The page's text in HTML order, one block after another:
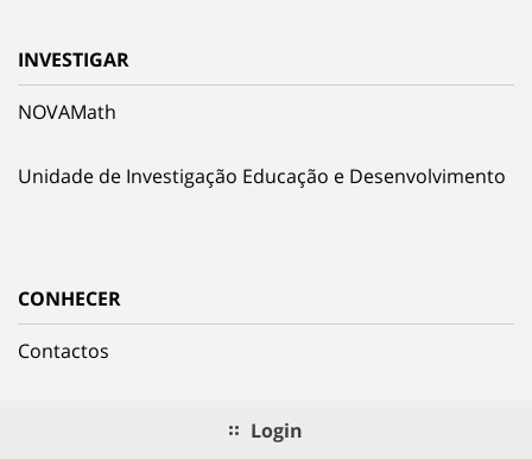
INVESTIGAR
NOVAMath
Unidade de Investigação Educação e Desenvolvimento
CONHECER
Contactos
Login